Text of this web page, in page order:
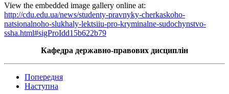
View the embedded image gallery online at:
http://cdu.edu.ua/news/studenty-pravnyky-cherkaskoho-
natsionalnoho-slukhaly-lektsiiu-pro-kryminalne-sudochynstvo-
ssha.html#sigProIdd15b622b79
Кафедра державно-правових дисциплін
Попередня
Наступна